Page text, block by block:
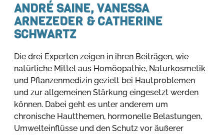
ANDRÉ SAINE, VANESSA
ARNEZEDER & CATHERINE
SCHWARTZ
Die drei Experten zeigen in ihren Beiträgen, wie
natürliche Mittel aus Homöopathie, Naturkosmetik
und Pflanzenmedizin gezielt bei Hautproblemen
und zur allgemeinen Stärkung eingesetzt werden
können. Dabei geht es unter anderem um
chronische Hautthemen, hormonelle Belastungen,
Umwelteinflüsse und den Schutz vor äußerer